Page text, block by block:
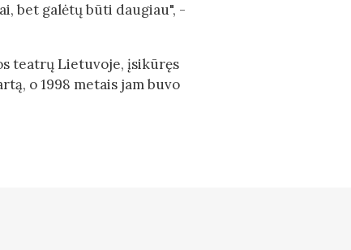
bet galėtų būti daugiau", -
teatrų Lietuvoje, įsikūręs
o 1998 metais jam buvo